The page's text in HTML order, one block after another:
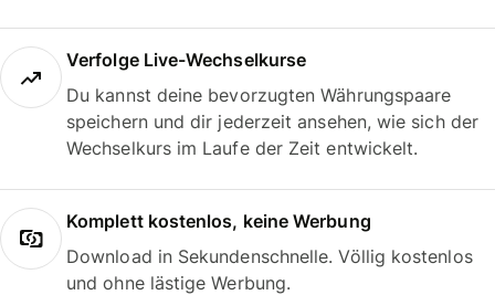
Verfolge Live-Wechselkurse
Du kannst deine bevorzugten Währungspaare
speichern und dir jederzeit ansehen, wie sich der
Wechselkurs im Laufe der Zeit entwickelt.
Komplett kostenlos, keine Werbung
Download in Sekundenschnelle. Völlig kostenlos
und ohne lästige Werbung.